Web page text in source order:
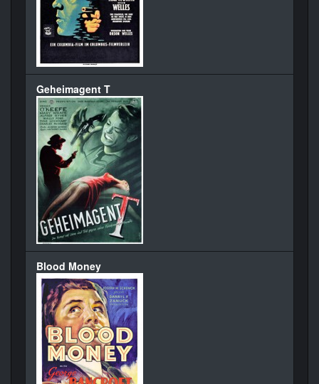
Geheimagent T
Blood Money